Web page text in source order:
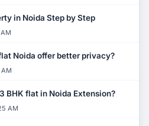
in Noida Step by Step
Noida offer better privacy?
BHK flat in Noida Extension?
AM